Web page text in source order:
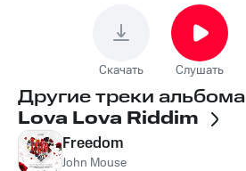
Скачать Слушать
Другие треки альбома
Lova Lova Riddim
Freedom
John Mouse